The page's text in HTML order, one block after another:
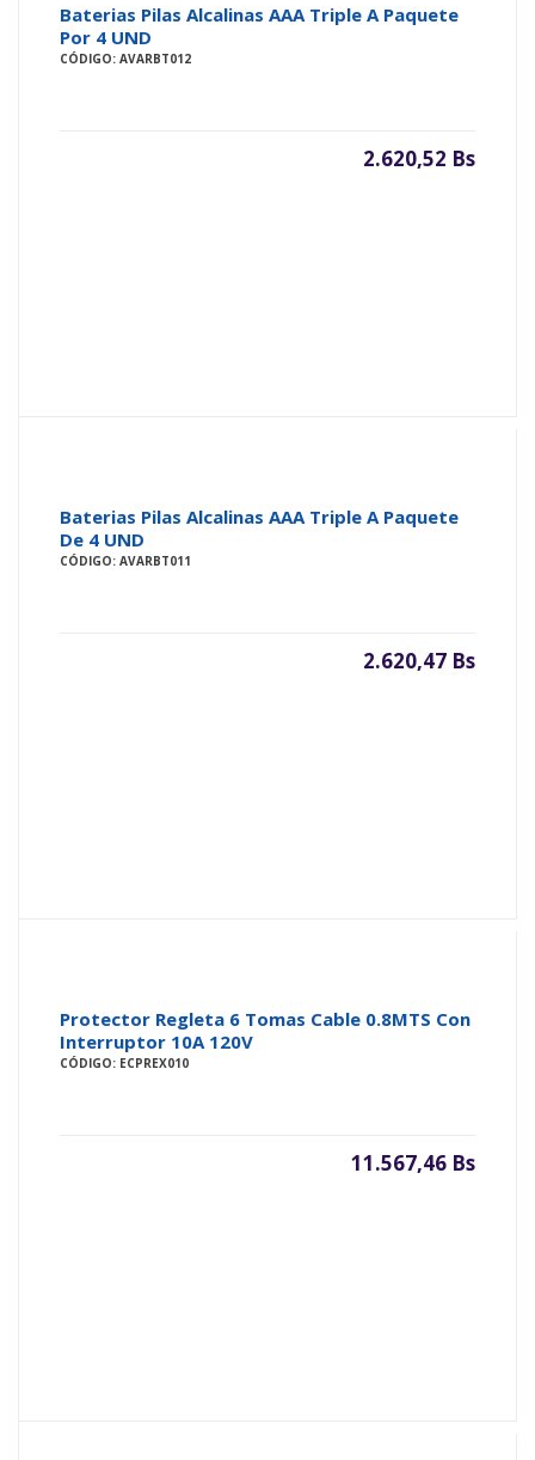
Baterias Pilas Alcalinas AAA Triple A Paquete
Por 4 UND
CÓDIGO: AVARBT012
2.620,52 Bs
Baterias Pilas Alcalinas AAA Triple A Paquete
De 4 UND
CÓDIGO: AVARBT011
2.620,47 Bs
Protector Regleta 6 Tomas Cable 0.8MTS Con
Interruptor 10A 120V
CÓDIGO: ECPREX010
11.567,46 Bs